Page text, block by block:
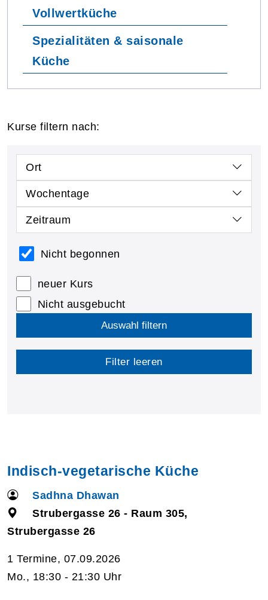
Vollwertküche
Spezialitäten & saisonale
Küche
Kurse filtern nach:
Ort
Wochentage
Zeitraum
Nicht begonnen
neuer Kurs
Nicht ausgebucht
Auswahl filtern
Filter leeren
Indisch-vegetarische Küche
Sadhna Dhawan
Strubergasse 26 - Raum 305,
Strubergasse 26
1 Termine, 07.09.2026
Mo., 18:30 - 21:30 Uhr